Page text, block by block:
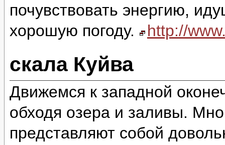
почувствовать энергию,
хорошую погоду.
http://
скала Куйва
Движемся к западной
обходя озера и заливы.
представляют собой